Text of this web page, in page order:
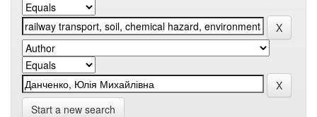
Start a new search